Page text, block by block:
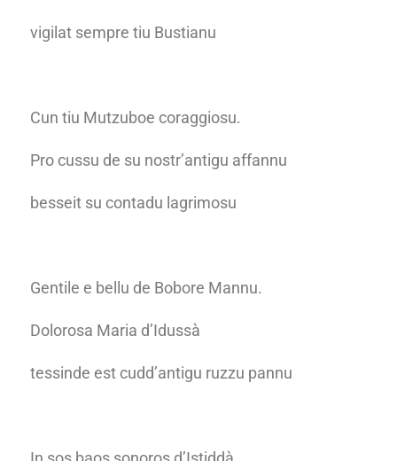
vigilat sempre tiu Bustianu
Cun tiu Mutzuboe coraggiosu.
Pro cussu de su nostr’antigu affannu
besseit su contadu lagrimosu
Gentile e bellu de Bobore Mannu.
Dolorosa Maria d’Idussà
tessinde est cudd’antigu ruzzu pannu